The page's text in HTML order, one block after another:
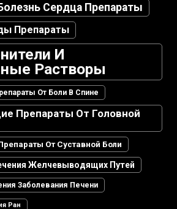
Сердца Препараты
Препараты
И
Растворы
От Боли В Спине
Препараты От Головной
От Суставной Боли
Желчевыводящих Путей
Заболевания Печени
Ран